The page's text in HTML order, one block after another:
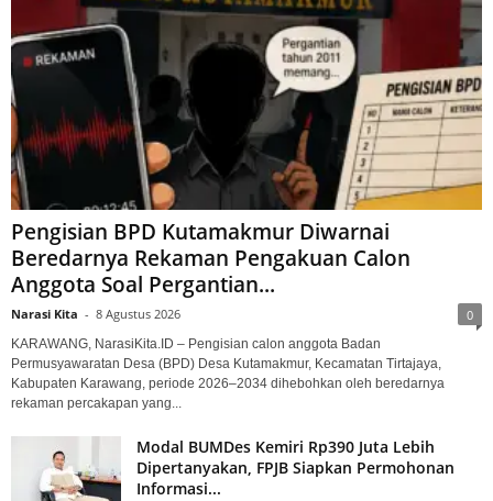
Pengisian BPD Kutamakmur Diwarnai
Beredarnya Rekaman Pengakuan Calon
Anggota Soal Pergantian...
Narasi Kita - 8 Agustus 2026 0
KARAWANG, NarasiKita.ID – Pengisian calon anggota Badan
Permusyawaratan Desa (BPD) Desa Kutamakmur, Kecamatan Tirtajaya,
Kabupaten Karawang, periode 2026–2034 dihebohkan oleh beredarnya
rekaman percakapan yang...
Modal BUMDes Kemiri Rp390 Juta Lebih
Dipertanyakan, FPJB Siapkan Permohonan
Informasi...